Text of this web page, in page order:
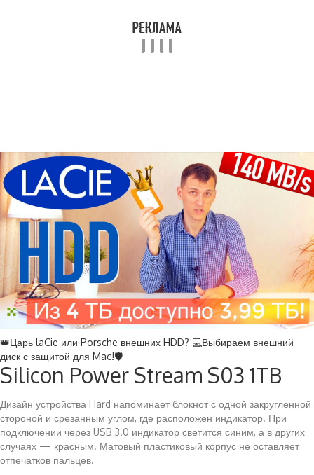
👑Царь laCie или Porsche внешних HDD? 💻Выбираем внешний
диск с защитой для Mac!🛡️
Silicon Power Stream S03 1TB
Дизайн устройства Hard напоминает блокнот с одной закругленной
стороной и срезанным углом, где расположен индикатор. При
подключении через USB 3.0 индикатор светится синим, а в других
случаях — красным. Матовый пластиковый корпус не оставляет
отпечатков пальцев.